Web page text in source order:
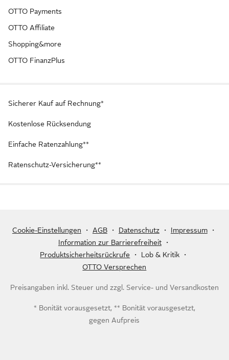
OTTO Payments
OTTO Affiliate
Shopping&more
OTTO FinanzPlus
Sicherer Kauf auf Rechnung*
Kostenlose Rücksendung
Einfache Ratenzahlung**
Ratenschutz-Versicherung**
Cookie-Einstellungen ・ AGB ・ Datenschutz ・ Impressum
・
Information zur Barrierefreiheit
・
Produktsicherheitsrückrufe
・ Lob & Kritik
・
OTTO Versprechen
Preisangaben inkl. Steuer und zzgl. Service- und Versandkosten
* Bonität vorausgesetzt, ** Bonität vorausgesetzt,
gegen Aufpreis